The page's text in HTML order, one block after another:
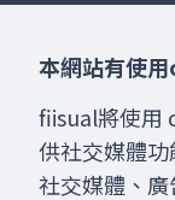
本網站有使
fiisual將使用
供社交媒體
社交媒體、